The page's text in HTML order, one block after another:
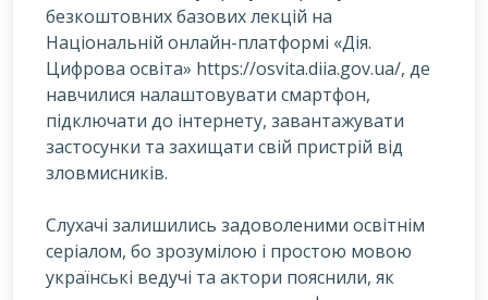
безкоштовних базових лекцій на
Національній онлайн-платформі «Дія.
Цифрова освіта» https://osvita.diia.gov.ua/, де
навчилися налаштовувати смартфон,
підключати до інтернету, завантажувати
застосунки та захищати свій пристрій від
зловмисників.
Слухачі залишились задоволеними освітнім
серіалом, бо зрозумілою і простою мовою
українські ведучі та актори пояснили, як